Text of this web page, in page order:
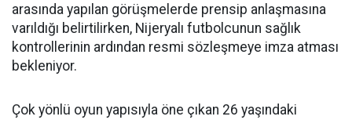
arasında yapılan görüşmelerde prensip anlaşmasına
varıldığı belirtilirken, Nijeryalı futbolcunun sağlık
kontrollerinin ardından resmi sözleşmeye imza atması
bekleniyor.
Çok yönlü oyun yapısıyla öne çıkan 26 yaşındaki